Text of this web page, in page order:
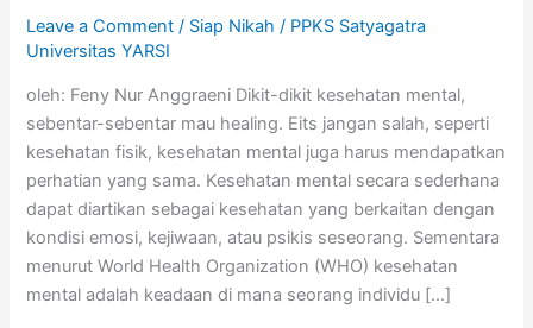
Leave a Comment / Siap Nikah / PPKS Satyagatra
Universitas YARSI
oleh: Feny Nur Anggraeni Dikit-dikit kesehatan mental,
sebentar-sebentar mau healing. Eits jangan salah, seperti
kesehatan fisik, kesehatan mental juga harus mendapatkan
perhatian yang sama. Kesehatan mental secara sederhana
dapat diartikan sebagai kesehatan yang berkaitan dengan
kondisi emosi, kejiwaan, atau psikis seseorang. Sementara
menurut World Health Organization (WHO) kesehatan
mental adalah keadaan di mana seorang individu […]